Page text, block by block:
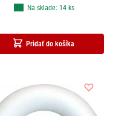
Pridať do košíka
Na sklade: 14 ks